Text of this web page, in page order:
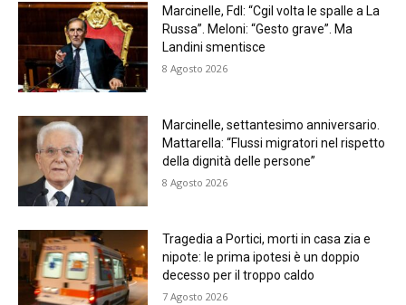
Marcinelle, FdI: “Cgil volta le spalle a La
Russa”. Meloni: “Gesto grave”. Ma
Landini smentisce
8 Agosto 2026
Marcinelle, settantesimo anniversario.
Mattarella: “Flussi migratori nel rispetto
della dignità delle persone”
8 Agosto 2026
Tragedia a Portici, morti in casa zia e
nipote: le prima ipotesi è un doppio
decesso per il troppo caldo
7 Agosto 2026